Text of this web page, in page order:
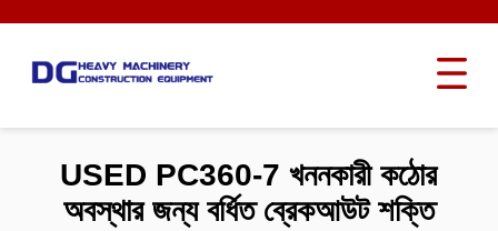
USED PC360-7 খননকারী কঠোর
অবস্থার জন্য বর্ধিত ব্রেকআউট শক্তি